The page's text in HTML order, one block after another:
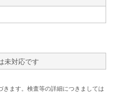
未対応です
ます。検査等の詳細につきましては